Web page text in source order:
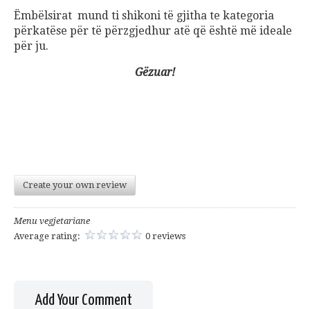
Ëmbëlsirat mund ti shikoni të gjitha te kategoria
përkatëse për të përzgjedhur atë që është më ideale
për ju.
Gëzuar!
Create your own review
Menu vegjetariane
Average rating:
0 reviews
Add Your Comment